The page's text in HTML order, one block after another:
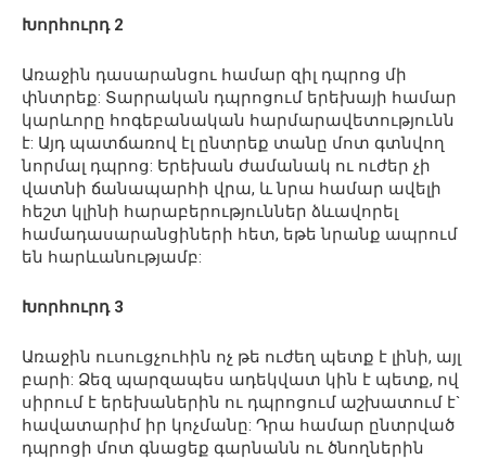
Խորհուրդ 2
Առաջին դասարանցու համար զիլ դպրոց մի
փնտրեք: Տարրական դպրոցում երեխայի համար
կարևորը հոգեբանական հարմարավետությունն
է: Այդ պատճառով էլ ընտրեք տանը մոտ գտնվող
նորմալ դպրոց: Երեխան ժամանակ ու ուժեր չի
վատնի ճանապարհի վրա, և նրա համար ավելի
հեշտ կլինի հարաբերություններ ձևավորել
համադասարանցիների հետ, եթե նրանք ապրում
են հարևանությամբ:
Խորհուրդ 3
Առաջին ուսուցչուհին ոչ թե ուժեղ պետք է լինի, այլ
բարի: Ձեզ պարզապես ադեկվատ կին է պետք, ով
սիրում է երեխաներին ու դպրոցում աշխատում է`
հավատարիմ իր կոչմանը: Դրա համար ընտրված
դպրոցի մոտ գնացեք գարնանն ու ծնողներին